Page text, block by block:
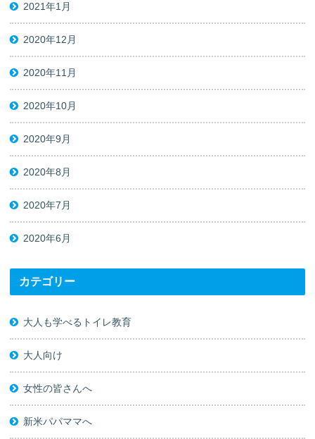
2021年1月
2020年12月
2020年11月
2020年10月
2020年9月
2020年8月
2020年7月
2020年6月
カテゴリー
大人も学べるトイレ教育
大人向け
女性の皆さんへ
新米パパママへ